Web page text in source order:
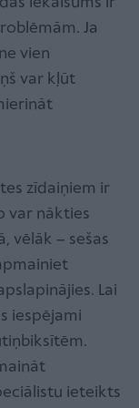
Ja
vien
var kļūt
zīdaiņiem ir
var nākties
vēlāk – sešas
Lai
iespējami
ieteikts